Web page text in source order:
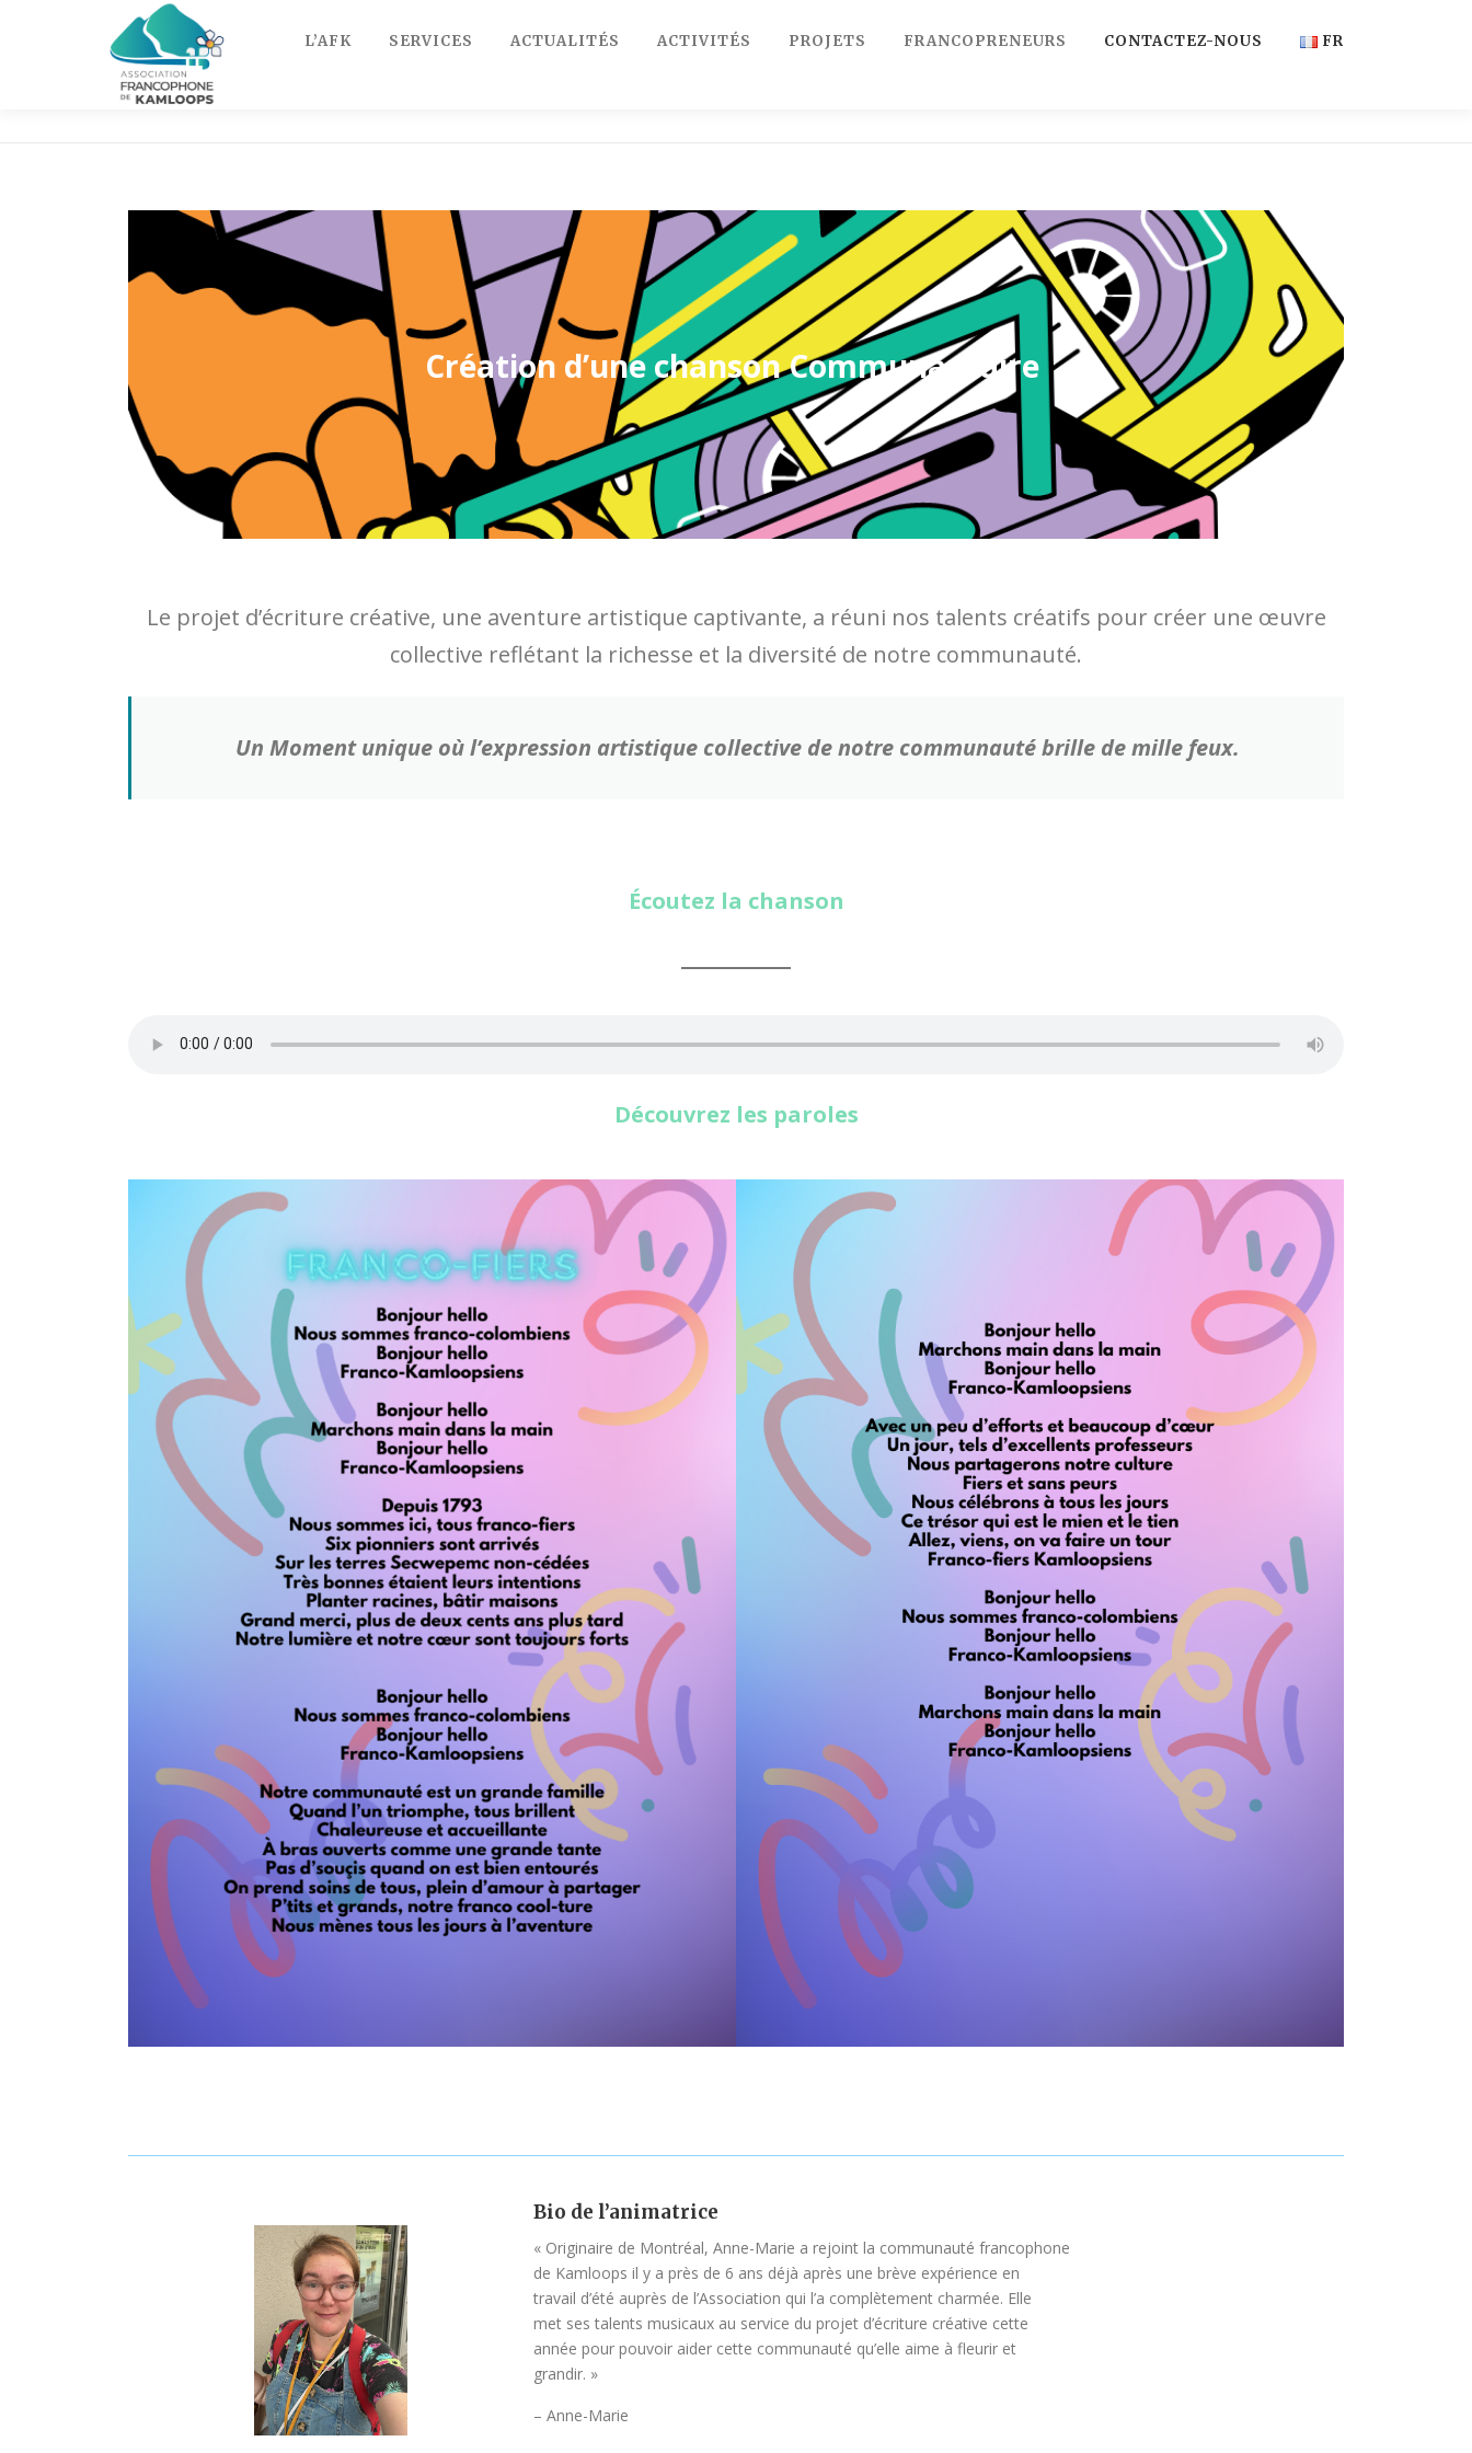
L’AFK SERVICES ACTUALITÉS ACTIVITÉS PROJETS FRANCOPRENEURS CONTACTEZ-NOUS FR
Création d’une chanson Communautaire
Le projet d’écriture créative, une aventure artistique captivante, a réuni nos talents créatifs pour créer une œuvre
collective reflétant la richesse et la diversité de notre communauté.
Un Momentunique où l’expression artistique collective de notre communauté brille de mille feux.
Écoutez la chanson
Découvrez les paroles
Bio de l’animatrice
« Originaire de Montréal, Anne-Marie a rejoint la communauté francophone
de Kamloops il y a près de 6 ans déjà après une brève expérience en
travail d’été auprès de l’Association qui l’a complètement charmée. Elle
met ses talents musicaux au service du projet d’écriture créative cette
année pour pouvoir aider cette communauté qu’elle aime à fleurir et
grandir. »
– Anne-Marie